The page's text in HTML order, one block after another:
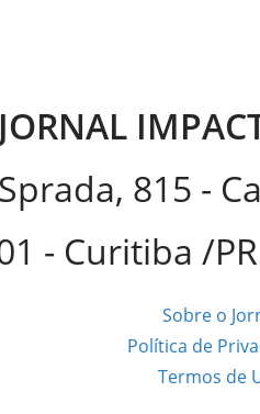
JORNAL
815 -
- Curitiba /
Sobre o
Política de
Termos de